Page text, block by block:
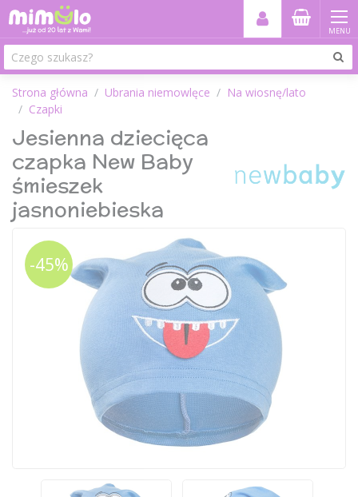
MENU
Strona główna Ubrania niemowlęce
Na wiosnę/lato
Czapki
Jesienna dziecięca
czapka New Baby
śmieszek
jasnoniebieska
-45%